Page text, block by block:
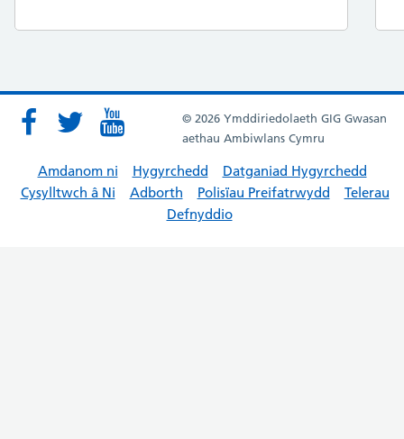
© 2026 Ymddiriedolaeth GIG Gwasan
aethau Ambiwlans Cymru
Amdanom ni Hygyrchedd
Datganiad Hygyrchedd
Cysylltwch â Ni
Adborth Polisïau Preifatrwydd
Telerau
Defnyddio